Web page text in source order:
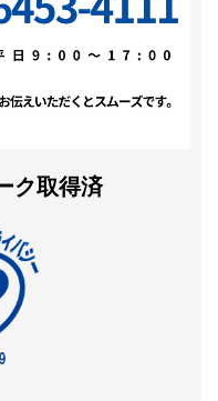
ク取得済